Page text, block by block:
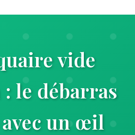
vide
le débarras
un œil